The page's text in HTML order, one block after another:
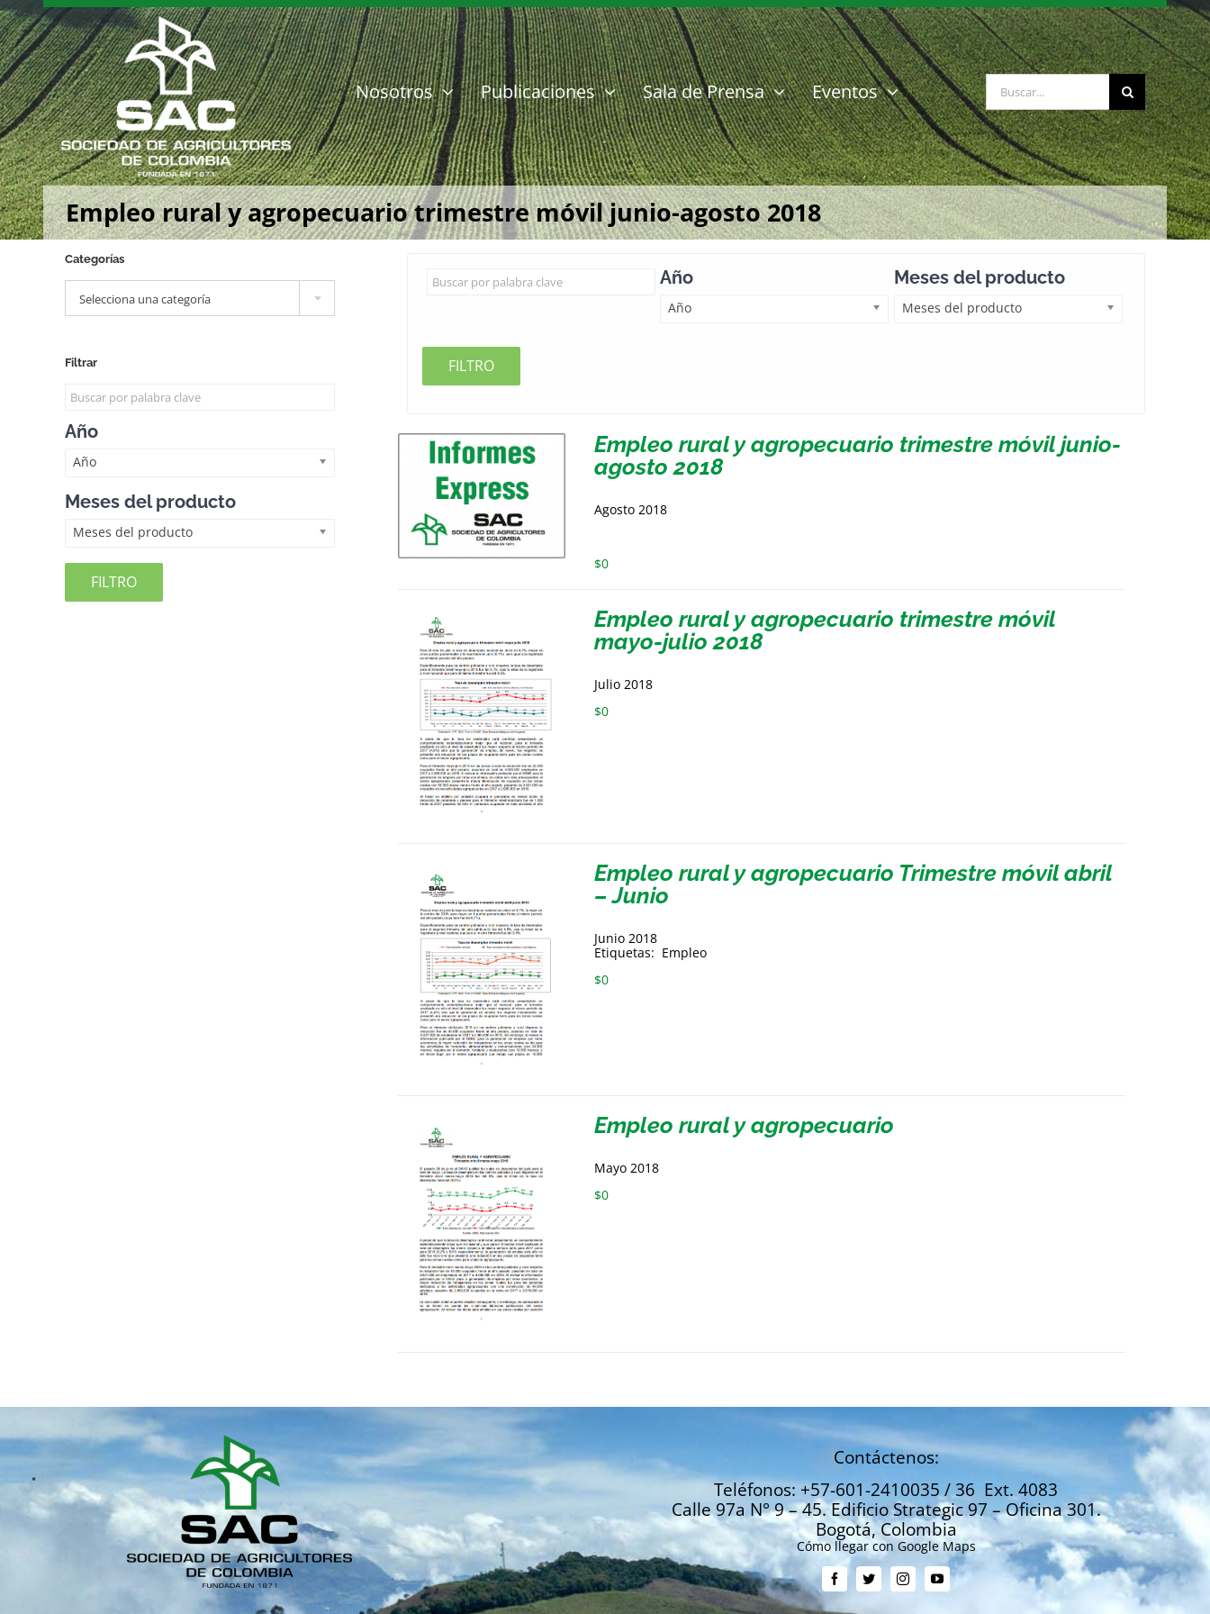
Saltar
al
contenido
Nosotros Publicaciones Sala de Prensa Eventos Buscar:
Empleo rural y agropecuario trimestre móvil junio-agosto 2018
Año
Año
Meses del producto
Meses del producto
FILTRO
Empleo rural y agropecuario trimestre móvil junio-
agosto 2018
Agosto 2018
$0
Empleo rural y agropecuario trimestre móvil
mayo-julio 2018
Julio 2018
$0
Empleo rural y agropecuario Trimestre móvil abril
– Junio
Junio 2018
Etiquetas: Empleo
$0
Empleo rural y agropecuario
Mayo 2018
$0
Categorías
Selecciona una categoría
Filtrar
Año
Año
Meses del producto
Meses del producto
FILTRO
Contáctenos:
Teléfonos: +57-601-2410035 / 36 Ext. 4083
Calle 97a N° 9 – 45. Edificio Strategic 97 – Oficina 301.
Bogotá, Colombia
Cómo llegar con Google Maps